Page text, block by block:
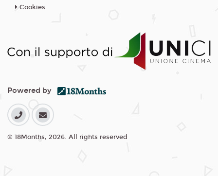
Cookies
Powered by
© 18Months, 2026. All rights reserved